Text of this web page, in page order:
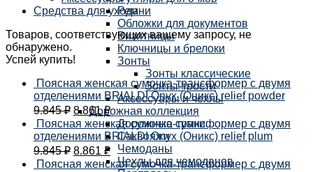
Ремни
Обложки для документов
Визитницы
Ключницы и брелоки
Зонты
Зонты классические
Зонты-трости
Аксессуары и чехлы
Дорожная коллекция
Дорожные сумки
Саквояжи
Чемоданы
Чехлы для чемоданов
Средства для ухода
Товаров, соответствующих вашему запросу, не
обнаружено.
Успей купить!
Поясная женская сумочка-трансформер с двумя
отделениями BRIALDI Onyx (Оникс) relief powder
9.845₽ 8.861₽
Поясная женская сумочка-трансформер с двумя
отделениями BRIALDI Onyx (Оникс) relief plum
9.845₽ 8.861 ₽
Поясная женская сумочка-трансформер с двумя